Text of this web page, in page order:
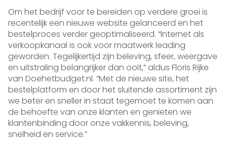
Om het bedrijf voor te bereiden op verdere groei is
recentelijk een nieuwe website gelanceerd en het
bestelproces verder geoptimaliseerd. “Internet als
verkoopkanaal is ook voor maatwerk leading
geworden. Tegelijkertijd zijn beleving, sfeer, weergave
en uitstraling belangrijker dan ooit,” aldus Floris Rijke
van Doehetbudget.nl. “Met de nieuwe site, het
bestelplatform en door het sluitende assortiment zijn
we beter en sneller in staat tegemoet te komen aan
de behoefte van onze klanten en genieten we
klantenbinding door onze vakkennis, beleving,
snelheid en service.”